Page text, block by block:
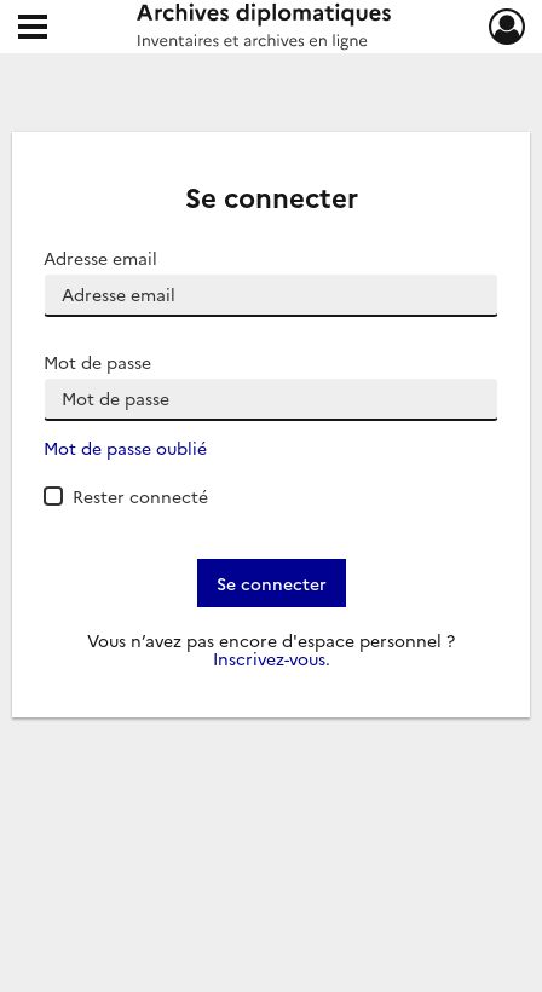
Archives diplomatiques
Ouvrir le menu déroulant
Se connecter
Adresse email
Mot de passe
Mot de passe oublié
Rester connecté
Se connecter
Vous n’avez pas encore d'espace personnel ?
Inscrivez-vous.